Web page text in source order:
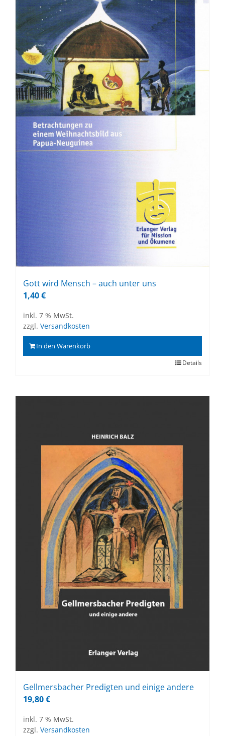
Gott wird Mensch – auch un­ter uns
1,40€
inkl. 7 % MwSt.
zzgl. Versandkosten
In den Warenkorb
Details
Gell­mers­ba­cher Pre­dig­ten und ei­ni­ge an­de­re
19,80€
inkl. 7 % MwSt.
zzgl. Versandkosten